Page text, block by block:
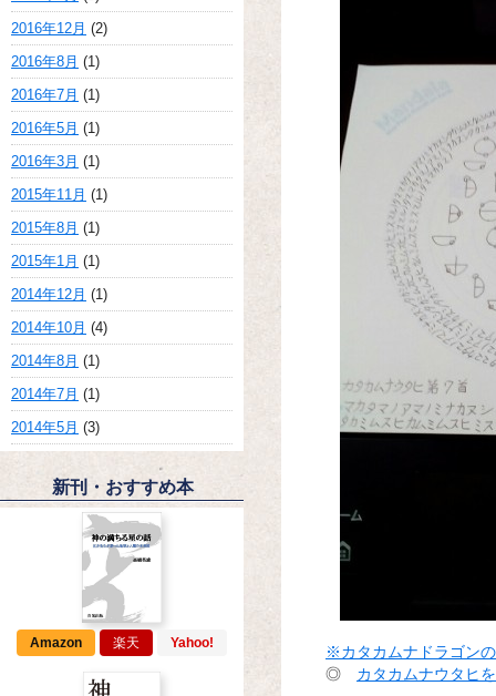
※カタカムナドラゴン
◎ カタカムナウタヒ
2016年12月 (2)
2016年8月 (1)
2016年7月 (1)
2016年5月 (1)
2016年3月 (1)
2015年11月 (1)
2015年8月 (1)
2015年1月 (1)
2014年12月 (1)
2014年10月 (4)
2014年8月 (1)
2014年7月 (1)
2014年5月 (3)
新刊・おすすめ本
Amazon 楽天 Yahoo!